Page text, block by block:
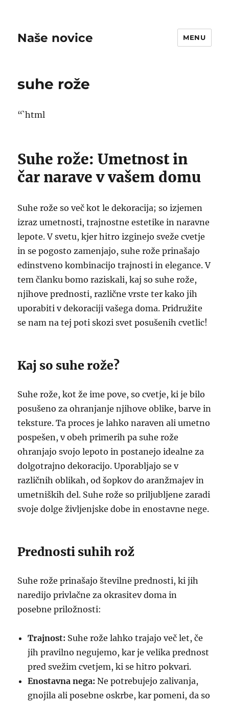
Naše novice MENU
suhe rože
“`html
Suhe rože: Umetnost in
čar narave v vašem domu
Suhe rože so več kot le dekoracija; so izjemen
izraz umetnosti, trajnostne estetike in naravne
lepote. V svetu, kjer hitro izginejo sveže cvetje
in se pogosto zamenjajo, suhe rože prinašajo
edinstveno kombinacijo trajnosti in elegance. V
tem članku bomo raziskali, kaj so suhe rože,
njihove prednosti, različne vrste ter kako jih
uporabiti v dekoraciji vašega doma. Pridružite
se nam na tej poti skozi svet posušenih cvetlic!
Kaj so suhe rože?
Suhe rože, kot že ime pove, so cvetje, ki je bilo
posušeno za ohranjanje njihove oblike, barve in
teksture. Ta proces je lahko naraven ali umetno
pospešen, v obeh primerih pa suhe rože
ohranjajo svojo lepoto in postanejo idealne za
dolgotrajno dekoracijo. Uporabljajo se v
različnih oblikah, od šopkov do aranžmajev in
umetniških del. Suhe rože so priljubljene zaradi
svoje dolge življenjske dobe in enostavne nege.
Prednosti suhih rož
Suhe rože prinašajo številne prednosti, ki jih
naredijo privlačne za okrasitev doma in
posebne priložnosti:
Trajnost: Suhe rože lahko trajajo več let, če
jih pravilno negujemo, kar je velika prednost
pred svežim cvetjem, ki se hitro pokvari.
Enostavna nega: Ne potrebujejo zalivanja,
gnojila ali posebne oskrbe, kar pomeni, da so